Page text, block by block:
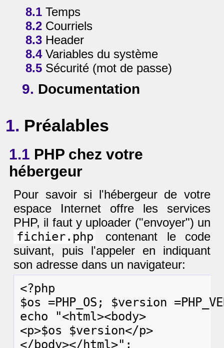
8.1 Temps
8.2 Courriels
8.3 Header
8.4Variables du système
8.5 Sécurité (mot de passe)
9. Documentation
1. Préalables
1.1 PHP chez votre
hébergeur
Pour savoir si l'hébergeur de votre
espace Internet offre les services
PHP, il faut y uploader ("envoyer") un
fichier.php
contenant le code
suivant, puis l'appeler en indiquant
son adresse dans un navigateur:
<?php
$os =PHP_OS; $version
echo "<html><body>
<p>$os $version</p>
</body></html>";